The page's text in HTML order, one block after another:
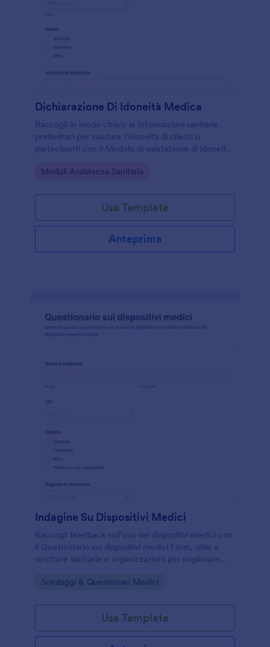
Dichiarazione Di Idoneità Medica
Raccogli in modo chiaro le informazioni sanitarie
preliminari per valutare l’idoneità di clienti o
partecipanti con il Modulo di valutazione di idoneità
e organizzatori di attività.
Go to Category:
Moduli Assistenza Sanitaria
Usa Template
Anteprima
Indagine Su Dispositivi Medici
Raccogli feedback sull’uso dei dispositivi medici con
il Questionario sui dispositivi medici Form, utile a
strutture sanitarie e organizzazioni per migliorare
dati online con Jotform.
Go to Category:
Sondaggi & Questionari Medici
Usa Template